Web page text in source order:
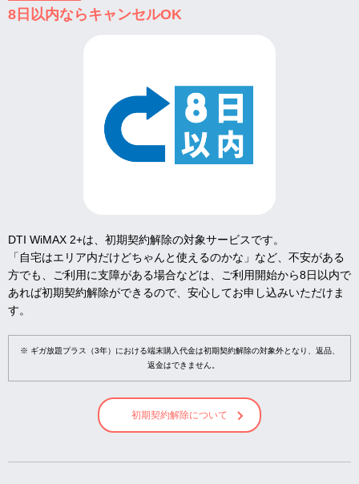
8日以内ならキャンセルOK
DTI WiMAX 2+は、初期契約解除の対象サービスです。
「自宅はエリア内だけどちゃんと使えるのかな」など、不安がある
方でも、ご利用に支障がある場合などは、ご利用開始から8日以内で
あれば初期契約解除ができるので、安心してお申し込みいただけま
す。
※ ギガ放題プラス（3年）における端末購入代金は初期契約解除の対象外となり、返品、
返金はできません。
初期契約解除について